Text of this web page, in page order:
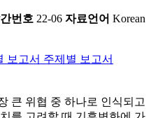
번호 22-06 자료언어 Korean
보고서 주제별 보고서
큰 위협 중 하나로 인식되고